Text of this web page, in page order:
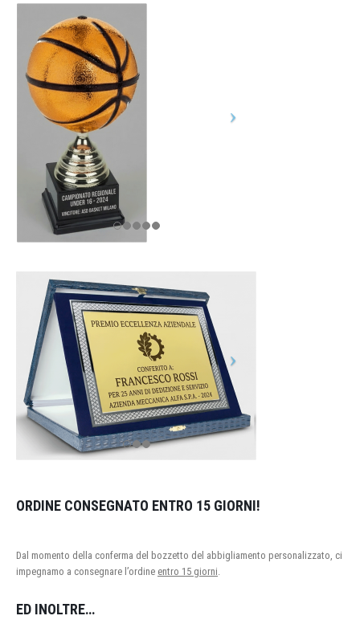
ORDINE CONSEGNATO ENTRO 15 GIORNI!
Dal momento della conferma del bozzetto del abbigliamento personalizzato, ci
impegnamo a consegnare l’ordine entro 15 giorni
ED INOLTRE…